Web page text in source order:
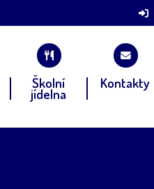
Školní
jídelna
Kontakty